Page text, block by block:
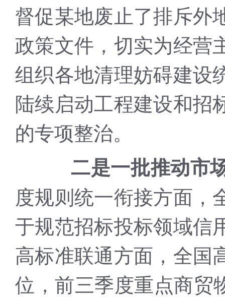
督促某地废止了排斥外
政策文件，切实为经营
组织各地清理妨碍建设
陆续启动工程建设和招
的专项整治。
二是一批推动市
度规则统一衔接方面，
于规范招标投标领域信
高标准联通方面，全国
位，前三季度重点商贸